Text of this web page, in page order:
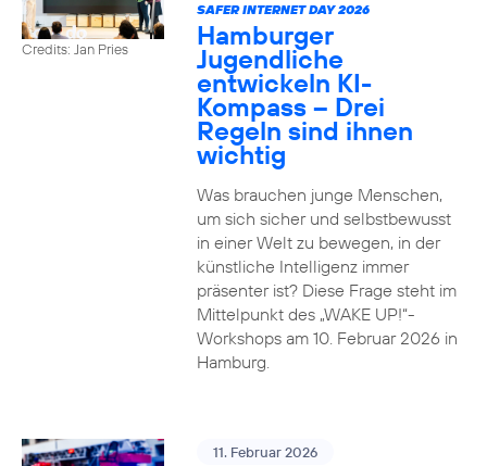
Credits: Jan Pries
SAFER INTERNET DAY 2026
Hamburger
Jugendliche
entwickeln KI-
Kompass – Drei
Regeln sind ihnen
wichtig
Was brauchen junge Menschen,
um sich sicher und selbstbewusst
in einer Welt zu bewegen, in der
künstliche Intelligenz immer
präsenter ist? Diese Frage steht im
Mittelpunkt des „WAKE UP!“-
Workshops am 10. Februar 2026 in
Hamburg.
11. Februar 2026